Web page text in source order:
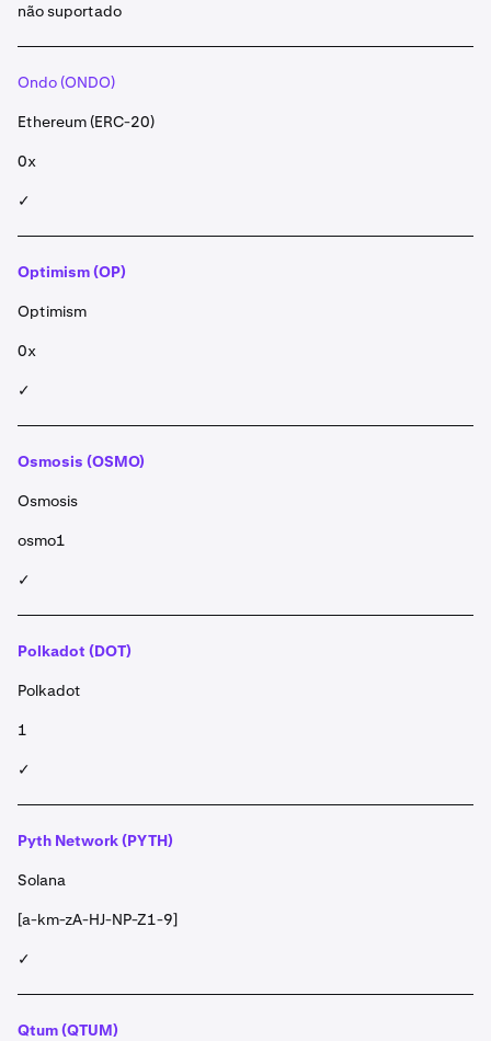
não suportado
Ondo (ONDO)
Ethereum (ERC-20)
0x
✓
Optimism (OP)
Optimism
0x
✓
Osmosis (OSMO)
Osmosis
osmo1
✓
Polkadot (DOT)
Polkadot
1
✓
Pyth Network (PYTH)
Solana
[a-km-zA-HJ-NP-Z1-9]
✓
Qtum (QTUM)